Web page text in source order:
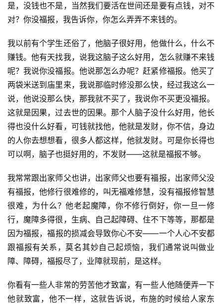
是，没钱也不是，当然我们要活在世间还是要有点钱，对不
对？你没福报，我告诉你，你怎么弄弄不来钱的。
我以前有个学生还俗了，他脑子很好用，他做什么，什么不
赚钱。他有天找我，说我这脑子这么好用，怎么就赚不来钱
呢？我说你没福报。他说那怎么办呢？赶紧修福报。他买了
两袋米送到庙里来，我说那临时修没那么快，经过我这么一
说，他说没那么快，那我就不买了，我说你不买更没福报。
这就是因果，过去世的因果。那个人脑子没什么好用，他长
得也没什么好看，可钱就找他，他就是发财，你不信，身边
的人你去想想看，很多人都这样，他就发财。可是你长得也
可以啊，脑子也挺好用的，不发财——这就是福报不够。
我常常跟出家师父也讲，出家师父也要有福报，出家师父没
有福报，他修行很难修的，叫无福难修慧，没有福报修智慧
很难，为什么？他老起魔障，你不修行倒好，你一旦一修
行，魔障多得很，生病、自己起障碍、住不下等等，那都是
因为福报，福报的损减会导致你心不安——一个人心不安都
跟福报有关系，莫名其妙自己起烦恼，我们通常说叫做业
障、障碍，福报尽了，业障就现前，是这样。
你看有一些人非常的劳苦他才致富，有一些人他随便弄一下
他就致富，他不一样，这就告诉说，布施的时候给人家东